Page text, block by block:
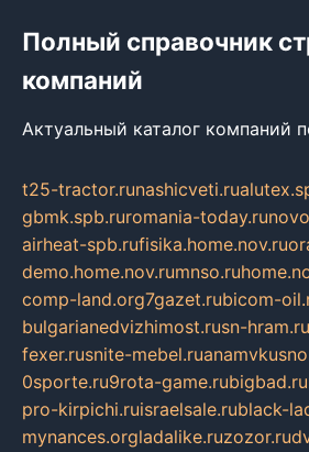
Полный справочник
компаний
Актуальный каталог компаний
t25-tractor.runashicveti.ru
gbmk.spb.ruromania-today.ru
airheat-spb.rufisika.home.nov.ru
demo.home.nov.rumnso.ru
comp-land.org7gazet.rubicom-
bulgarianedvizhimost.rusn-hram.ru
fexer.rusnite-mebel.ru
0sporte.ru9rota-game.rubigbad.ru
pro-kirpichi.ruisraelsale.rublack-
mynances.orgladalike.ruzozor.ru